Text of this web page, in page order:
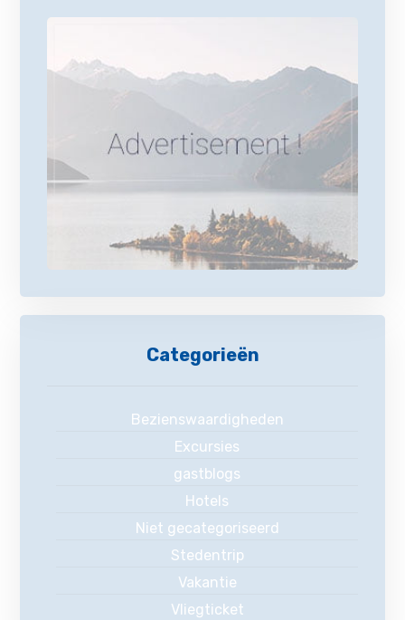
Categorieën
Bezienswaardigheden
Excursies
gastblogs
Hotels
Niet gecategoriseerd
Stedentrip
Vakantie
Vliegticket